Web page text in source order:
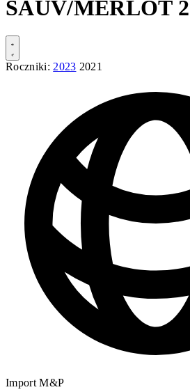
SAUV/MERLOT
Roczniki: 2023 2021
Import M&P